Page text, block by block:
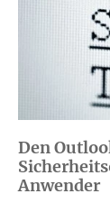
Den
Anwender